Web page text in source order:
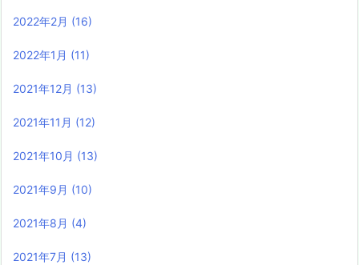
2022年2月 (16)
2022年1月 (11)
2021年12月 (13)
2021年11月 (12)
2021年10月 (13)
2021年9月 (10)
2021年8月 (4)
2021年7月 (13)